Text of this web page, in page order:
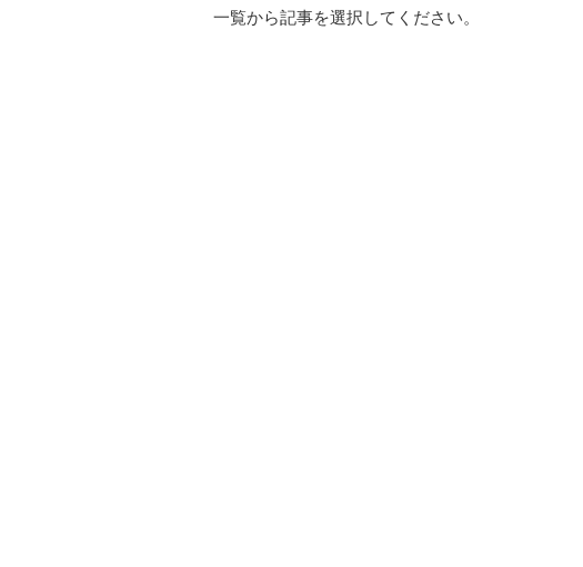
一覧から記事を選択してください。